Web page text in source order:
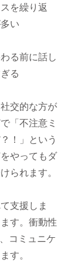
を繰り返
い
る前に話し
る
交的な方が
「不注意ミ
！」という
やってもダ
られます。
支援しま
す。衝動性
コミュニケ
す。